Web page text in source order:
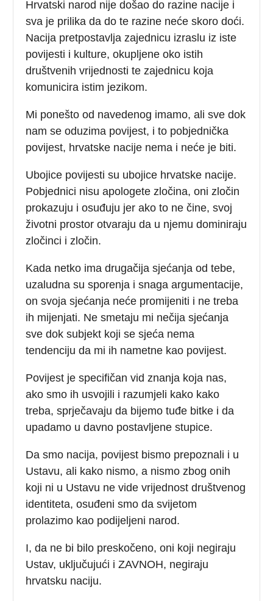
Hrvatski narod nije došao do razine nacije i
sva je prilika da do te razine neće skoro doći.
Nacija pretpostavlja zajednicu izraslu iz iste
povijesti i kulture, okupljene oko istih
društvenih vrijednosti te zajednicu koja
komunicira istim jezikom.
Mi ponešto od navedenog imamo, ali sve dok
nam se oduzima povijest, i to pobjednička
povijest, hrvatske nacije nema i neće je biti.
Ubojice povijesti su ubojice hrvatske nacije.
Pobjednici nisu apologete zločina, oni zločin
prokazuju i osuđuju jer ako to ne čine, svoj
životni prostor otvaraju da u njemu dominiraju
zločinci i zločin.
Kada netko ima drugačija sjećanja od tebe,
uzaludna su sporenja i snaga argumentacije,
on svoja sjećanja neće promijeniti i ne treba
ih mijenjati. Ne smetaju mi nečija sjećanja
sve dok subjekt koji se sjeća nema
tendenciju da mi ih nametne kao povijest.
Povijest je specifičan vid znanja koja nas,
ako smo ih usvojili i razumjeli kako kako
treba, sprječavaju da bijemo tuđe bitke i da
upadamo u davno postavljene stupice.
Da smo nacija, povijest bismo prepoznali i u
Ustavu, ali kako nismo, a nismo zbog onih
koji ni u Ustavu ne vide vrijednost društvenog
identiteta, osuđeni smo da svijetom
prolazimo kao podijeljeni narod.
I, da ne bi bilo preskočeno, oni koji negiraju
Ustav, uključujući i ZAVNOH, negiraju
hrvatsku naciju.